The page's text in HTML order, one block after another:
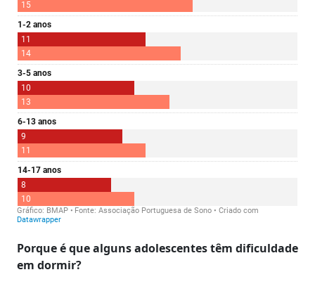
Porque é que alguns adolescentes têm dificuldade
em dormir?